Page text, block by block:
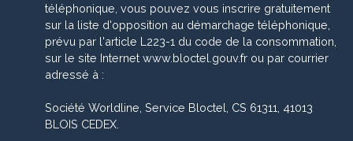
téléphonique, vous pouvez vous inscrire gratuitement
sur la liste d'opposition au démarchage téléphonique,
prévu par l'article L223-1 du code de la consommation,
sur le site Internet www.bloctel.gouv.fr ou par courrier
adressé à :
Société Worldline, Service Bloctel, CS 61311, 41013
BLOIS CEDEX.